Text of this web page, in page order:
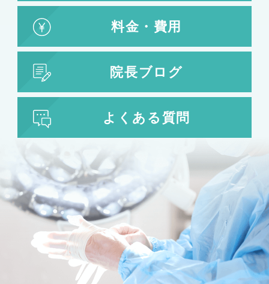
料金・費用
院長ブログ
よくある質問